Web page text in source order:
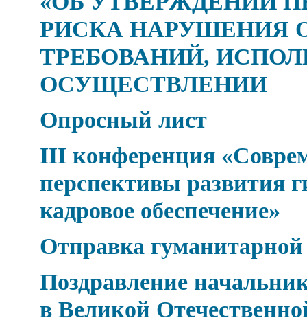
РИСКА НАРУШЕНИЯ
ТРЕБОВАНИЙ,
ОСУЩЕСТВЛЕНИИ
Опросный лист
III конференция
перспективы развития
кадровое обеспечение»
Отправка
Поздравление
в Великой